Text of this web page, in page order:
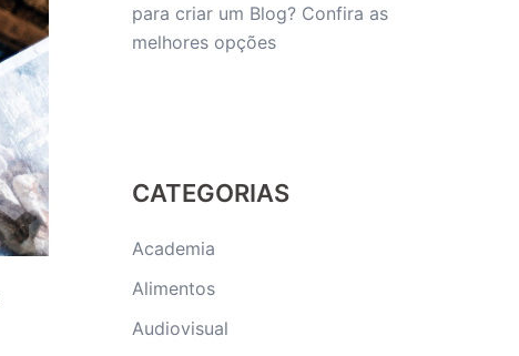
para criar um Blog? Confira as
melhores opções
CATEGORIAS
Academia
Alimentos
Audiovisual